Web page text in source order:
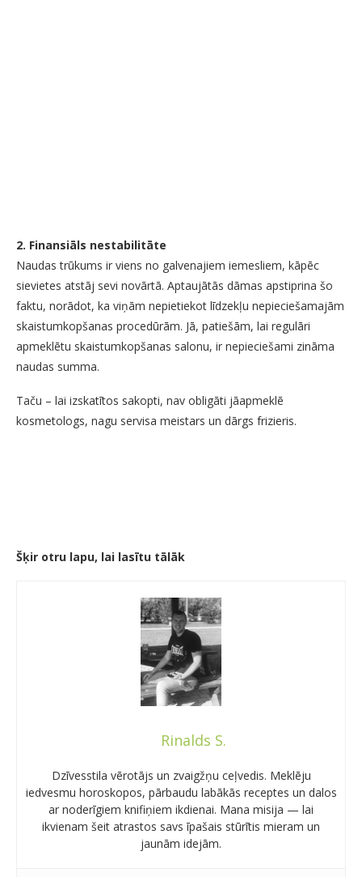
2. Finansiāls nestabilitāte
Naudas trūkums ir viens no galvenajiem iemesliem, kāpēc
sievietes atstāj sevi novārtā. Aptaujātās dāmas apstiprina šo
faktu, norādot, ka viņām nepietiekot līdzekļu nepieciešamajām
skaistumkopšanas procedūrām. Jā, patiešām, lai regulāri
apmeklētu skaistumkopšanas salonu, ir nepieciešami zināma
naudas summa.
Taču – lai izskatītos sakopti, nav obligāti jāapmeklē
kosmetologs, nagu servisa meistars un dārgs frizieris.
Šķir otru lapu, lai lasītu tālāk
Rinalds S.
Dzīvesstila vērotājs un zvaigžņu ceļvedis. Meklēju
iedvesmu horoskopos, pārbaudu labākās receptes un dalos
ar noderīgiem knifiņiem ikdienai. Mana misija — lai
ikvienam šeit atrastos savs īpašais stūrītis mieram un
jaunām idejām.